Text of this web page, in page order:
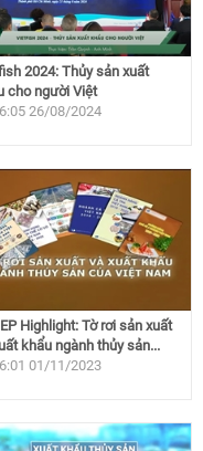
2024: Thủy sản xuất
cho người Việt
26/08/2024
Highlight: Tờ rơi sản xuất
khẩu ngành thủy sản...
01/11/2023